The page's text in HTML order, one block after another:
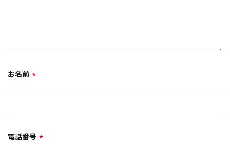
お名前 *
電話番号 *